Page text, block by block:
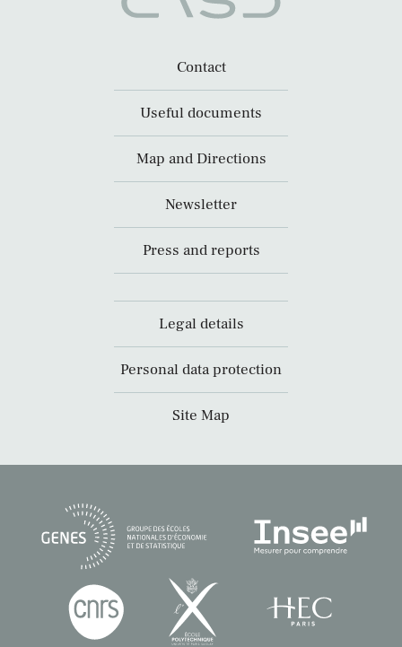
Contact
Useful documents
Map and Directions
Newsletter
Press and reports
Legal details
Personal data protection
Site Map